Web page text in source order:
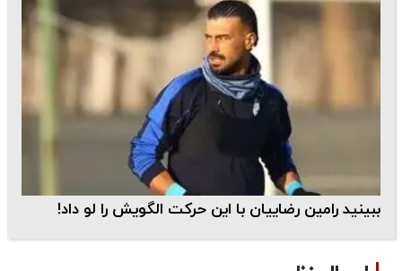
ببینید رامین رضاییان با این حرکت الگویش را لو داد!